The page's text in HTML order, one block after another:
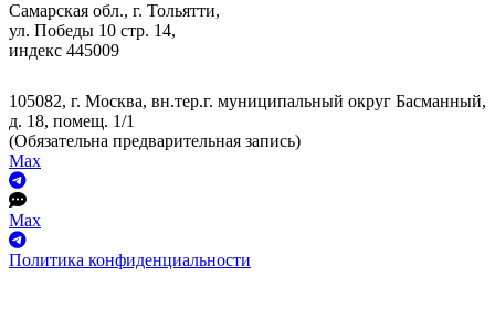
Самарская обл., г. Тольятти,
ул. Победы 10 стр. 14,
индекс 445009
105082, г. Москва, вн.тер.г. муниципальный округ Басманный,
д. 18, помещ. 1/1
(Обязательна предварительная запись)
Max
Max
Политика конфиденциальности